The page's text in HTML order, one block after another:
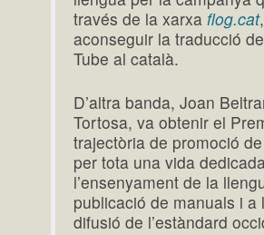
través de la xarxaflog.cat
aconseguir la traducció
Tube al català.
D’altra banda, Joan
Tortosa, va obtenir el
trajectòria de promoció
per tota una vida
l’ensenyament de la
publicació de manuals i a
difusió de l’estàndard